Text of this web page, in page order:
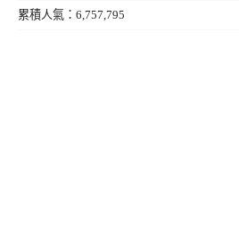
累積人氣：6,757,795